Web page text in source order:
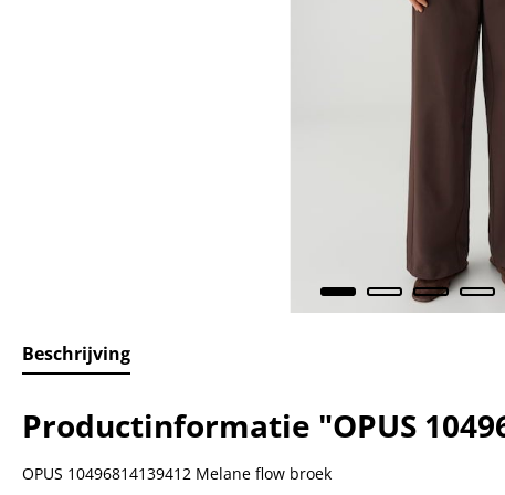
Beschrijving
Productinformatie "OPUS
OPUS 10496814139412 Melane flow broek